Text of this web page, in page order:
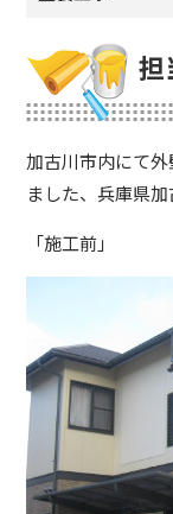
担
加古川市内にて
ました、兵庫県
「施工前」